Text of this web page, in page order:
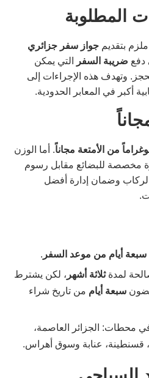
المطلوبة
بتقديم جواز سفر جزائري
دفع ضريبة السفر
التي يمكن
وتهدف هذه الإجراءات إلى
أكبر في المعابر الحدودية.
. أما الوزن
مخصصة للبضائع مقابل رسوم
وضمان إدارة أفضل
سبعة أيام من موعد السفر .
لمدةثلاثة أشهر ، لكن يشترط
سبعة أيام من تاريخ شراء
محطات: الجزائر العاصمة،
قسنطينة، عنابة وسوق أهراس.